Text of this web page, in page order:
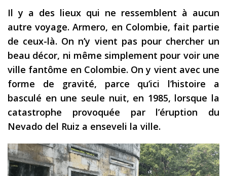
Blog voyage
Podcast
Préparer son voyage
Destinations
LA LETTRE
Outils pour voyageur
Sites utiles
Réserver un vol !
Il y a des lieux qui ne ressemblent à aucun
autre voyage. Armero, en Colombie, fait partie
de ceux-là. On n’y vient pas pour chercher un
beau décor, ni même simplement pour voir une
ville fantôme en Colombie. On y vient avec une
forme de gravité, parce qu’ici l’histoire a
basculé en une seule nuit, en 1985, lorsque la
catastrophe provoquée par l’éruption du
Nevado del Ruiz a enseveli la ville.